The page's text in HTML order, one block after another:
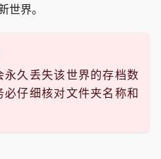
世界。
久丢失该世界的存档数
仔细核对文件夹名称和